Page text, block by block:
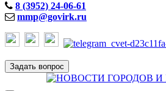
8 (3952) 24-06-61
mmp@govirk.ru
Задать вопрос